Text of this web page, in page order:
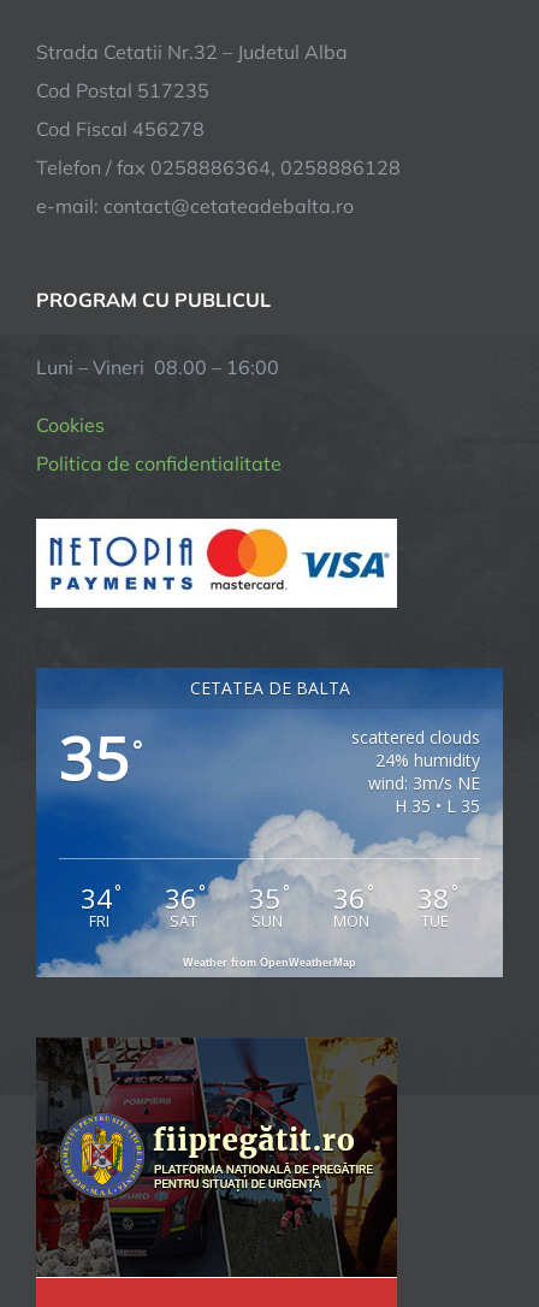
Strada Cetatii Nr.32 – Judetul Alba
Cod Postal 517235
Cod Fiscal 456278
Telefon / fax 0258886364, 0258886128
e-mail: contact@cetateadebalta.ro
PROGRAM CU PUBLICUL
Luni – Vineri 08.00 – 16:00
Cookies
Politica de confidentialitate
CETATEA DE BALTA
35°
scattered clouds
24% humidity
wind: 3m/s NE
H 35 • L 35
34°
FRI
36°
SAT
35°
SUN
36 °
MON
38 °
TUE
Weather from OpenWeatherMap